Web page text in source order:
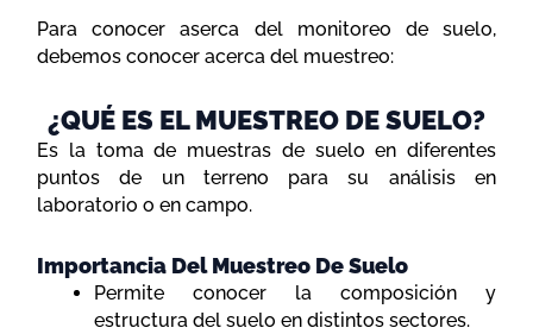
Para conocer aserca del monitoreo de suelo,
debemos conocer acerca del muestreo:
¿QUÉ ES EL MUESTREO DE SUELO?
Es la toma de muestras de suelo en diferentes
puntos de un terreno para su análisis en
laboratorio o en campo.
Importancia Del Muestreo De Suelo
Permite conocer la composición y
estructura del suelo en distintos sectores.